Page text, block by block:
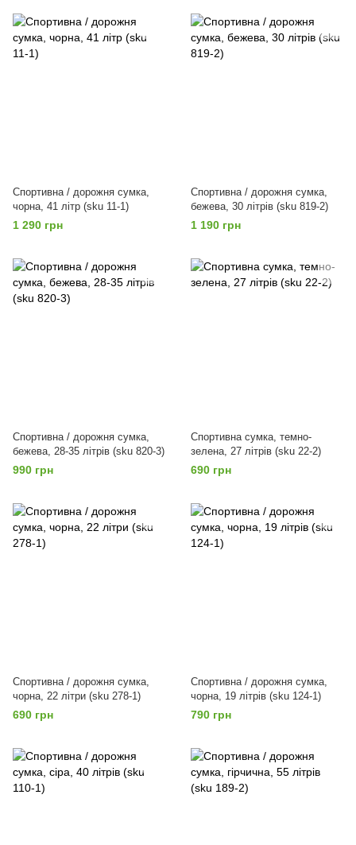
Спортивна / дорожня сумка,
чорна, 41 літр (sku 11-1)
1 290 грн
Спортивна / дорожня сумка,
бежева, 30 літрів (sku 819-2)
1 190 грн
Спортивна / дорожня сумка,
бежева, 28-35 літрів (sku 820-3)
990 грн
Спортивна сумка, темно-
зелена, 27 літрів (sku 22-2)
690 грн
Спортивна / дорожня сумка,
чорна, 22 літри (sku 278-1)
690 грн
Спортивна / дорожня сумка,
чорна, 19 літрів (sku 124-1)
790 грн